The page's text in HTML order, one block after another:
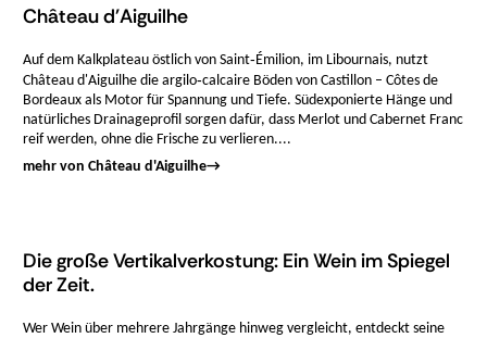
Château d'Aiguilhe
Auf dem Kalkplateau östlich von Saint‑Émilion, im Libournais, nutzt
Château d'Aiguilhe die argilo‑calcaire Böden von Castillon – Côtes de
Bordeaux als Motor für Spannung und Tiefe. Südexponierte Hänge und
natürliches Drainageprofil sorgen dafür, dass Merlot und Cabernet Franc
reif werden, ohne die Frische zu verlieren....
mehr von Château d'Aiguilhe→
Die große Vertikalverkostung: Ein Wein im Spiegel
der Zeit.
Wer Wein über mehrere Jahrgänge hinweg vergleicht, entdeckt seine